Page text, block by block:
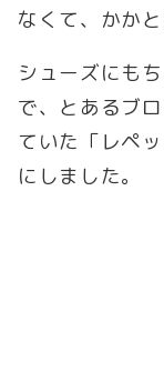
なくて、かか
シューズにも
で、とあるブ
ていた「レペ
にしました。